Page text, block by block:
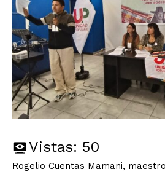
Vistas: 50
Rogelio Cuentas Mamani,